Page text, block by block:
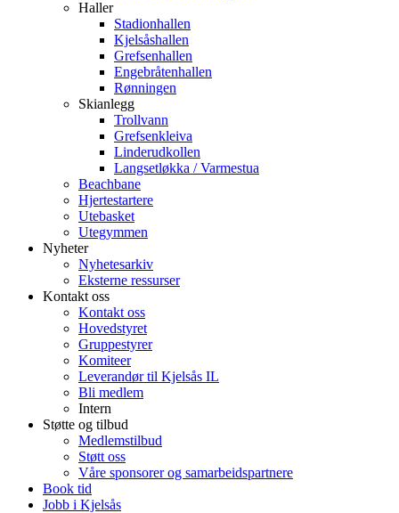
Haller
Stadionhallen
Kjelsåshallen
Grefsenhallen
Engebråtenhallen
Rønningen
Skianlegg
Trollvann
Grefsenkleiva
Linderudkollen
Langsetløkka / Varmestua
Beachbane
Hjertestartere
Utebasket
Utegymmen
Nyheter
Nyhetesarkiv
Eksterne ressurser
Kontakt oss
Kontakt oss
Hovedstyret
Gruppestyrer
Komiteer
Leverandør til Kjelsås IL
Bli medlem
Intern
Støtte og tilbud
Medlemstilbud
Støtt oss
Våre sponsorer og samarbeidspartnere
Book tid
Jobb i Kjelsås